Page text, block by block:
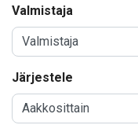
Valmistaja
Järjestele